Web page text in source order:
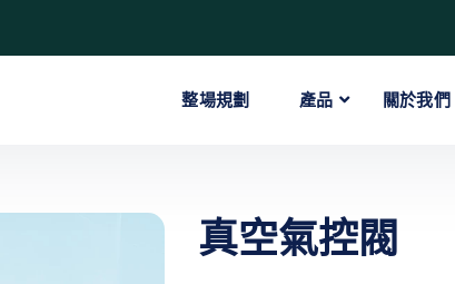
整場規劃 產品 關於我們
真空氣控閥